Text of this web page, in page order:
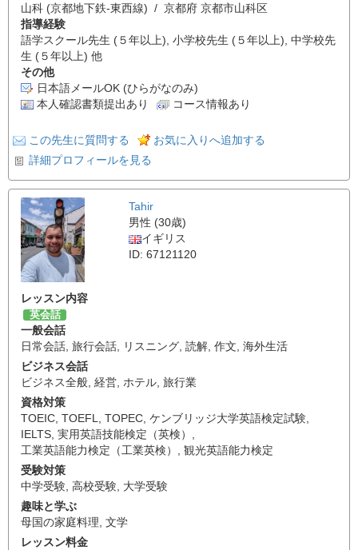
山科 (京都地下鉄-東西線) / 京都府 京都市山科区
指導経験
語学スクール先生 (５年以上), 小学校先生 (５年以上), 中学校先
生 (５年以上) 他
その他
日本語メールOK (ひらがなのみ)
本人確認書類提出あり
コース情報あり
この先生に質問する
お気に入りへ追加する
詳細プロフィールを見る
Tahir
男性 (30歳)
イギリス
ID: 67121120
レッスン内容
英会話
一般会話
日常会話, 旅行会話, リスニング, 読解, 作文, 海外生活
ビジネス会話
ビジネス全般, 経営, ホテル, 旅行業
資格対策
TOEIC, TOEFL, TOPEC, ケンブリッジ大学英語検定試験,
IELTS, 実用英語技能検定（英検） ,
工業英語能力検定（工業英検） , 観光英語能力検定
受験対策
中学受験, 高校受験, 大学受験
趣味と学ぶ
母国の家庭料理, 文学
レッスン料金